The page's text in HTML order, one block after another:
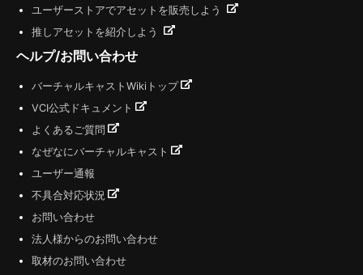
ユーザーストアでアセットを販売しよう
推しアセットを紹介しよう
ヘルプ/お問い合わせ
バーチャルキャストWikiトップ
VCI公式ドキュメント
よくあるご質問
なぜなにバーチャルキャスト
ユーザー通報
不具合対応状況
お問い合わせ
法人様からのお問い合わせ
取材のお問い合わせ